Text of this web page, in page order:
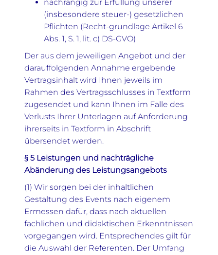
nachrangig zur Erfüllung unserer
(insbesondere steuer-) gesetzlichen
Pflichten (Recht-grundlage Artikel 6
Abs. 1, S. 1, lit. c) DS-GVO)
Der aus dem jeweiligen Angebot und der
darauffolgenden Annahme ergebende
Vertragsinhalt wird Ihnen jeweils im
Rahmen des Vertragsschlusses in Textform
zugesendet und kann Ihnen im Falle des
Verlusts Ihrer Unterlagen auf Anforderung
ihrerseits in Textform in Abschrift
übersendet werden.
§ 5 Leistungen und nachträgliche
Abänderung des Leistungsangebots
(1) Wir sorgen bei der inhaltlichen
Gestaltung des Events nach eigenem
Ermessen dafür, dass nach aktuellen
fachlichen und didaktischen Erkenntnissen
vorgegangen wird. Entsprechendes gilt für
die Auswahl der Referenten. Der Umfang